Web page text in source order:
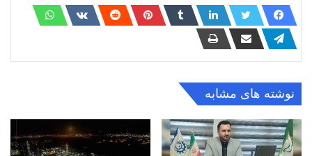
نوشته های مشابه